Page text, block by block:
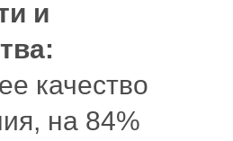
и
качество
на 84%